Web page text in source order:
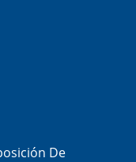
De